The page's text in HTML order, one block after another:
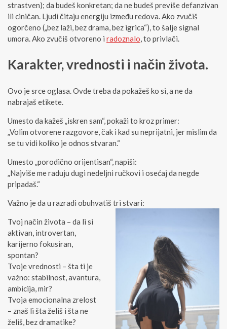
strastven); da budeš konkretan; da ne budeš previše defanzivan
ili ciničan. Ljudi čitaju energiju između redova. Ako zvučiš
ogorčeno („bez laži, bez drama, bez igrica“), to šalje signal
umora. Ako zvučiš otvoreno i radoznalo, to privlači.
Karakter, vrednosti i način života.
Ovo je srce oglasa. Ovde treba da pokažeš ko si, a ne da
nabrajaš etikete.
Umesto da kažeš „iskren sam“, pokaži to kroz primer:
„Volim otvorene razgovore, čak i kad su neprijatni, jer mislim da
se tu vidi koliko je odnos stvaran.“
Umesto „porodično orijentisan“, napiši:
„Najviše me raduju dugi nedeljni ručkovi i osećaj da negde
pripadaš.“
Važno je da u razradi obuhvatiš tri stvari:
Tvoj način života – da li si
aktivan, introvertan,
karijerno fokusiran,
spontan?
Tvoje vrednosti – šta ti je
važno: stabilnost, avantura,
ambicija, mir?
Tvoja emocionalna zrelost
– znaš li šta želiš i šta ne
želiš, bez dramatike?